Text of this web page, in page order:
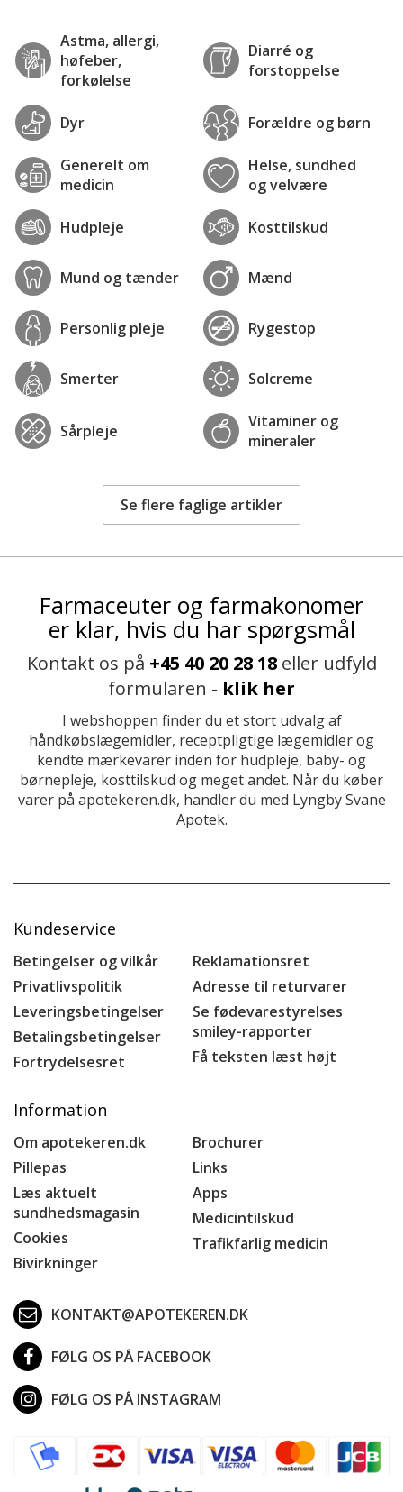
Astma, allergi,
høfeber,
forkølelse
Diarré og
forstoppelse
Dyr Forældre og børn
Generelt om
medicin
Helse, sundhed
og velvære
Hudpleje Kosttilskud
Mund og tænder Mænd
Personlig pleje Rygestop
Smerter Solcreme
Sårpleje
Vitaminer og
mineraler
Se flere faglige artikler
Farmaceuter og farmakonomer
er klar, hvis du har spørgsmål
Kontakt os på +45 40 20 28 18eller udfyld
formularen - klik her
I webshoppen finder du et stort udvalg af
håndkøbslægemidler, receptpligtige lægemidler og
kendte mærkevarer inden for hudpleje, baby- og
børnepleje, kosttilskud og meget andet. Når du køber
varer på apotekeren.dk, handler du med Lyngby Svane
Apotek.
Kundeservice
Betingelser og vilkår
Privatlivspolitik
Leveringsbetingelser
Betalingsbetingelser
Fortrydelsesret
Reklamationsret
Adresse til returvarer
Se fødevarestyrelses
smiley-rapporter
Få teksten læst højt
Information
Om apotekeren.dk
Pillepas
Læs aktuelt
sundhedsmagasin
Cookies
Bivirkninger
Brochurer
Links
Apps
Medicintilskud
Trafikfarlig medicin
KONTAKT@APOTEKEREN.DK
FØLG OS PÅ FACEBOOK
FØLG OS PÅ INSTAGRAM